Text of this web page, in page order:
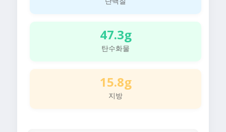
47.3g
탄수화물
15.8g
지방